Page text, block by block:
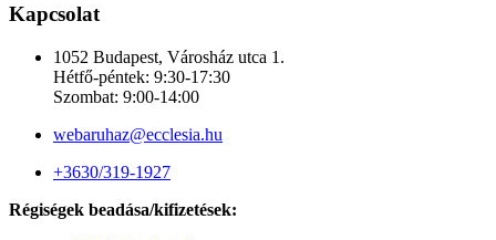
Kapcsolat
1052 Budapest, Városház utca 1.
Hétfő-péntek: 9:30-17:30
Szombat: 9:00-14:00
webaruhaz@ecclesia.hu
+3630/319-1927
Régiségek beadása/kifizetések: